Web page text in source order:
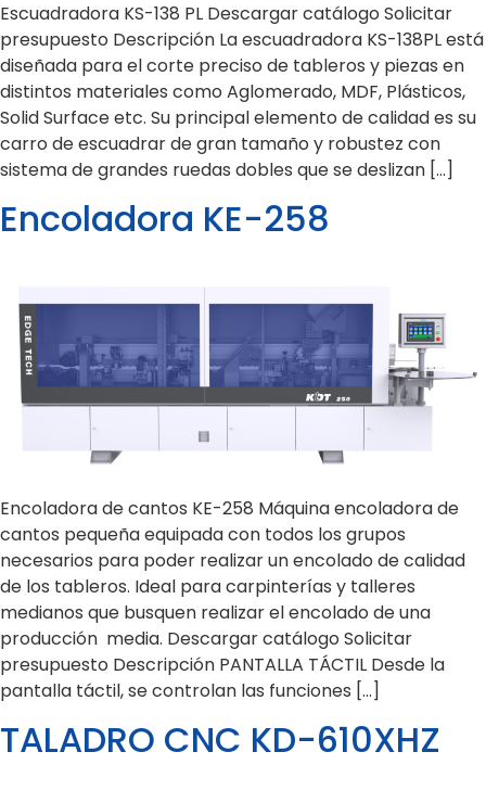
Escuadradora KS-138 PL Descargar catálogo Solicitar
presupuesto Descripción La escuadradora KS-138PL está
diseñada para el corte preciso de tableros y piezas en
distintos materiales como Aglomerado, MDF, Plásticos,
Solid Surface etc. Su principal elemento de calidad es su
carro de escuadrar de gran tamaño y robustez con
sistema de grandes ruedas dobles que se deslizan […]
Encoladora KE-258
Encoladora de cantos KE-258 Máquina encoladora de
cantos pequeña equipada con todos los grupos
necesarios para poder realizar un encolado de calidad
de los tableros. Ideal para carpinterías y talleres
medianos que busquen realizar el encolado de una
producción media. Descargar catálogo Solicitar
presupuesto Descripción PANTALLA TÁCTIL Desde la
pantalla táctil, se controlan las funciones […]
TALADRO CNC KD-610XHZ